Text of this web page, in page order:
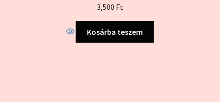
5.00
3,500 Ft
Kosárba teszem